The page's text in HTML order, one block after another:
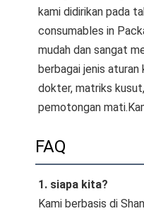
kami didirikan pada
consumables in
mudah dan sangat
berbagai jenis
dokter, matriks
pemotongan
FAQ
1. siapa kita?
Kami berbasis di